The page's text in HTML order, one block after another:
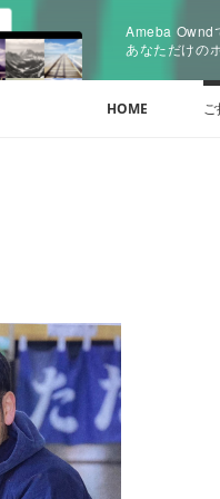
Ameba Ownd
あなただけの
HOME